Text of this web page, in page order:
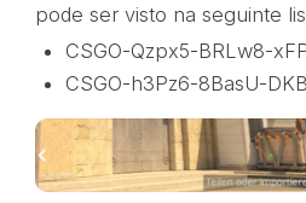
pode ser visto na seguinte
CSGO-Qzpx5-BRLw8-
CSGO-h3Pz6-8BasU-